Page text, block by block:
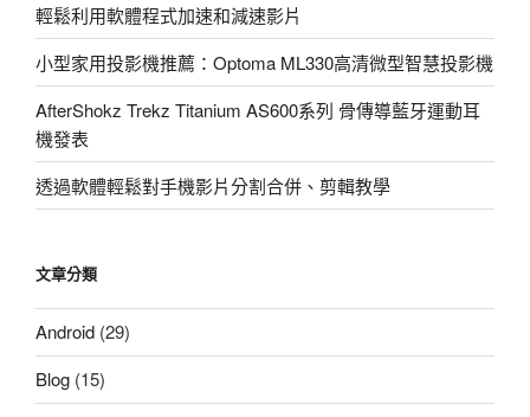
輕鬆利用軟體程式加速和減速影片
小型家用投影機推薦：Optoma ML330高清微型智慧投影機
AfterShokz Trekz Titanium AS600系列 骨傳導藍牙運動耳
機發表
透過軟體輕鬆對手機影片分割合併、剪輯教學
文章分類
Android (29)
Blog (15)